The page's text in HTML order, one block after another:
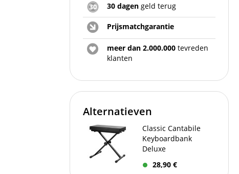
30 dagen geld terug
Prijsmatchgarantie
meer dan 2.000.000 tevreden
klanten
Alternatieven
Classic Cantabile
Keyboardbank
Deluxe
28,90 €